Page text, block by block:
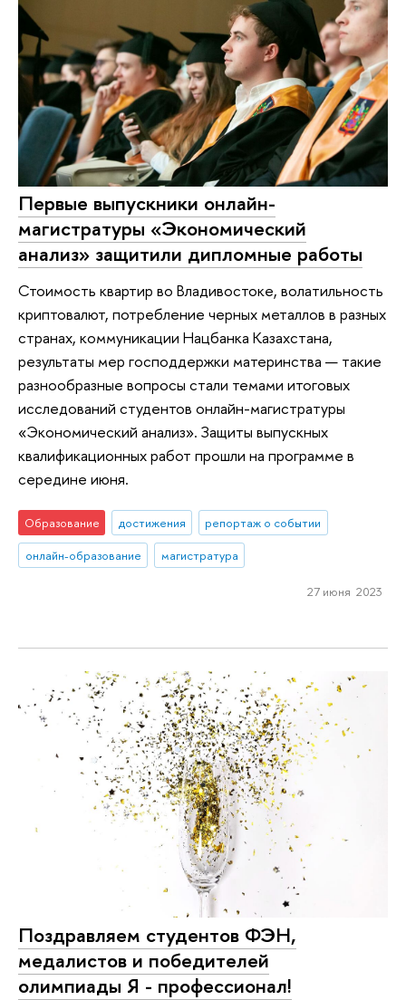
Первые выпускники онлайн-
магистратуры «Экономический
анализ» защитили дипломные работы
Стоимость квартир во Владивостоке, волатильность
криптовалют, потребление черных металлов в разных
странах, коммуникации Нацбанка Казахстана,
результаты мер господдержки материнства — такие
разнообразные вопросы стали темами итоговых
исследований студентов онлайн-магистратуры
«Экономический анализ». Защиты выпускных
квалификационных работ прошли на программе в
середине июня.
Образование достижения
репортаж о событии
онлайн-образование
магистратура
27 июня 2023
Поздравляем студентов ФЭН,
медалистов и победителей
олимпиады Я - профессионал!